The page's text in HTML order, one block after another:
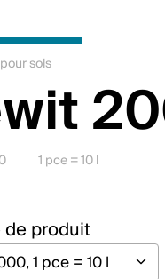
sols
1 pce = 10 l
produit